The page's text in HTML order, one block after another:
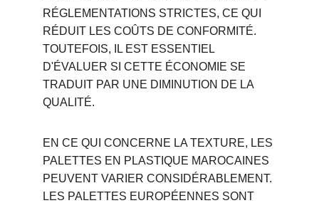
RÉGLEMENTATIONS STRICTES, CE QUI
RÉDUIT LES COÛTS DE CONFORMITÉ.
TOUTEFOIS, IL EST ESSENTIEL
D'ÉVALUER SI CETTE ÉCONOMIE SE
TRADUIT PAR UNE DIMINUTION DE LA
QUALITÉ.
EN CE QUI CONCERNE LA TEXTURE, LES
PALETTES EN PLASTIQUE MAROCAINES
PEUVENT VARIER CONSIDÉRABLEMENT.
LES PALETTES EUROPÉENNES SONT